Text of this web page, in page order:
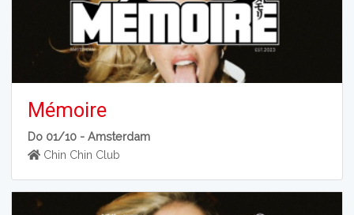
Mémoire
Do 01/10 -Amsterdam
Chin Chin Club